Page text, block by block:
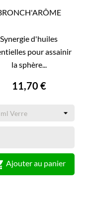
Synergie d'huiles
pour assainir
la sphère...
11,70 €
Ajouter au panier